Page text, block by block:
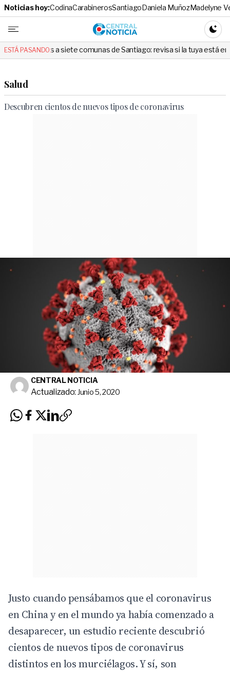
Noticias hoy:CodinaCarabinerosSantiagoDaniela MuñozMadelyne
Central
ESTÁ PASANDO:
siete comunas de Santiago: revisa si la tuya está en la lista
Salud
Descubren cientos de nuevos tipos de coronavirus
CENTRAL NOTICIA
Actualizado: Junio 5, 2020
Justo cuando pensábamos que el coronavirus
en China y en el mundo ya había comenzado a
desaparecer, un estudio reciente descubrió
cientos de nuevos tipos de coronavirus
distintos en los murciélagos. Y sí, son